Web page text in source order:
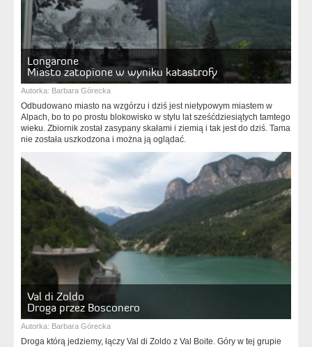
Longarone
Miasto zatopione w wyniku katastrofy
Autorka: Barbara Górecka
Odbudowano miasto na wzgórzu i dziś jest nietypowym miastem w
Alpach, bo to po prostu blokowisko w stylu lat sześćdziesiątych tamtego
wieku. Zbiornik został zasypany skałami i ziemią i tak jest do dziś. Tama
nie została uszkodzona i można ją oglądać.
Val di Zoldo
Droga przez Bosconero
Autorka: Barbara Górecka
Droga którą jedziemy, łączy Val di Zoldo z Val Boite. Góry w tej grupie